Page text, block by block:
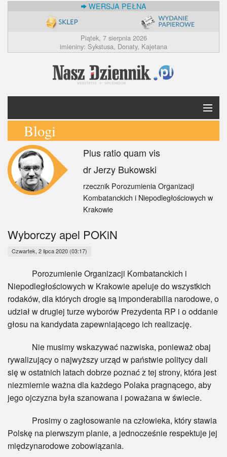
WERSJA PEŁNA
Piątek, 7 sierpnia 2026
imieniny: Sykstusa, Donaty, Kajetana
Krótko
Polska
Świat
Myśl
Wiara
Sport
BlogAiD
Zaproszenia
Blogi
Plus ratio quam vis
dr Jerzy Bukowski
rzecznik Porozumienia Organizacji
Kombatanckich i Niepodległościowych w
Krakowie
Wyborczy apel POKiN
Czwartek, 2 lipca 2020 (03:17)
Porozumienie Organizacji Kombatanckich i
Niepodległościowych w Krakowie apeluje do wszystkich
rodaków, dla których drogie są imponderabilia narodowe, o
udział w drugiej turze wyborów Prezydenta RP i o oddanie
głosu na kandydata zapewniającego ich realizację.
Nie musimy wskazywać nazwiska, ponieważ obaj
rywalizujący o najwyższy urząd w państwie politycy dali
się w ostatnich latach dobrze poznać z tej strony, która jest
niezmiernie ważna dla każdego Polaka pragnącego, aby
jego ojczyzna była szanowana i poważana w świecie.
Prosimy o zagłosowanie na człowieka, który stawia
Polskę na pierwszym planie, a jednocześnie respektuje jej
międzynarodowe zobowiązania.